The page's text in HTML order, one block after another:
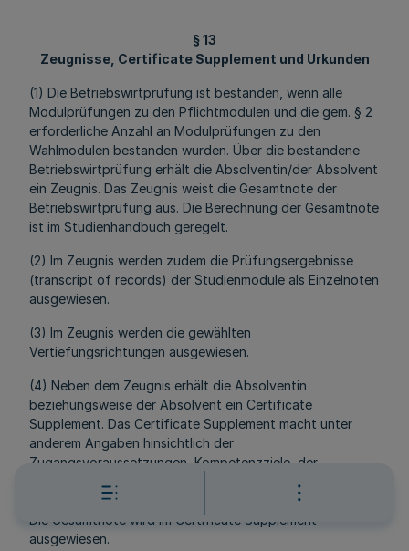
§ 13
Zeugnisse, Certificate Supplement und Urkunden
(1) Die Betriebswirtprüfung ist bestanden, wenn alle
Modulprüfungen zu den Pflichtmodulen und die gem. § 2
erforderliche Anzahl an Modulprüfungen zu den
Wahlmodulen bestanden wurden. Über die bestandene
Betriebswirtprüfung erhält die Absolventin/der Absolvent
ein Zeugnis. Das Zeugnis weist die Gesamtnote der
Betriebswirtprüfung aus. Die Berechnung der Gesamtnote
ist im Studienhandbuch geregelt.
(2) Im Zeugnis werden zudem die Prüfungsergebnisse
(transcript of records) der Studienmodule als Einzelnoten
ausgewiesen.
(3) Im Zeugnis werden die gewählten
Vertiefungsrichtungen ausgewiesen.
(4) Neben dem Zeugnis erhält die Absolventin
beziehungsweise der Absolvent ein Certificate
Supplement. Das Certificate Supplement macht unter
anderem Angaben hinsichtlich der
Zugangsvoraussetzungen, Kompetenzziele, der
Studieninhalte und der beruflichen Verwendbarkeit der
erworbenen Kenntnisse in dem absolvierten Studiengang.
Die Gesamtnote wird im Certificate Supplement
ausgewiesen.